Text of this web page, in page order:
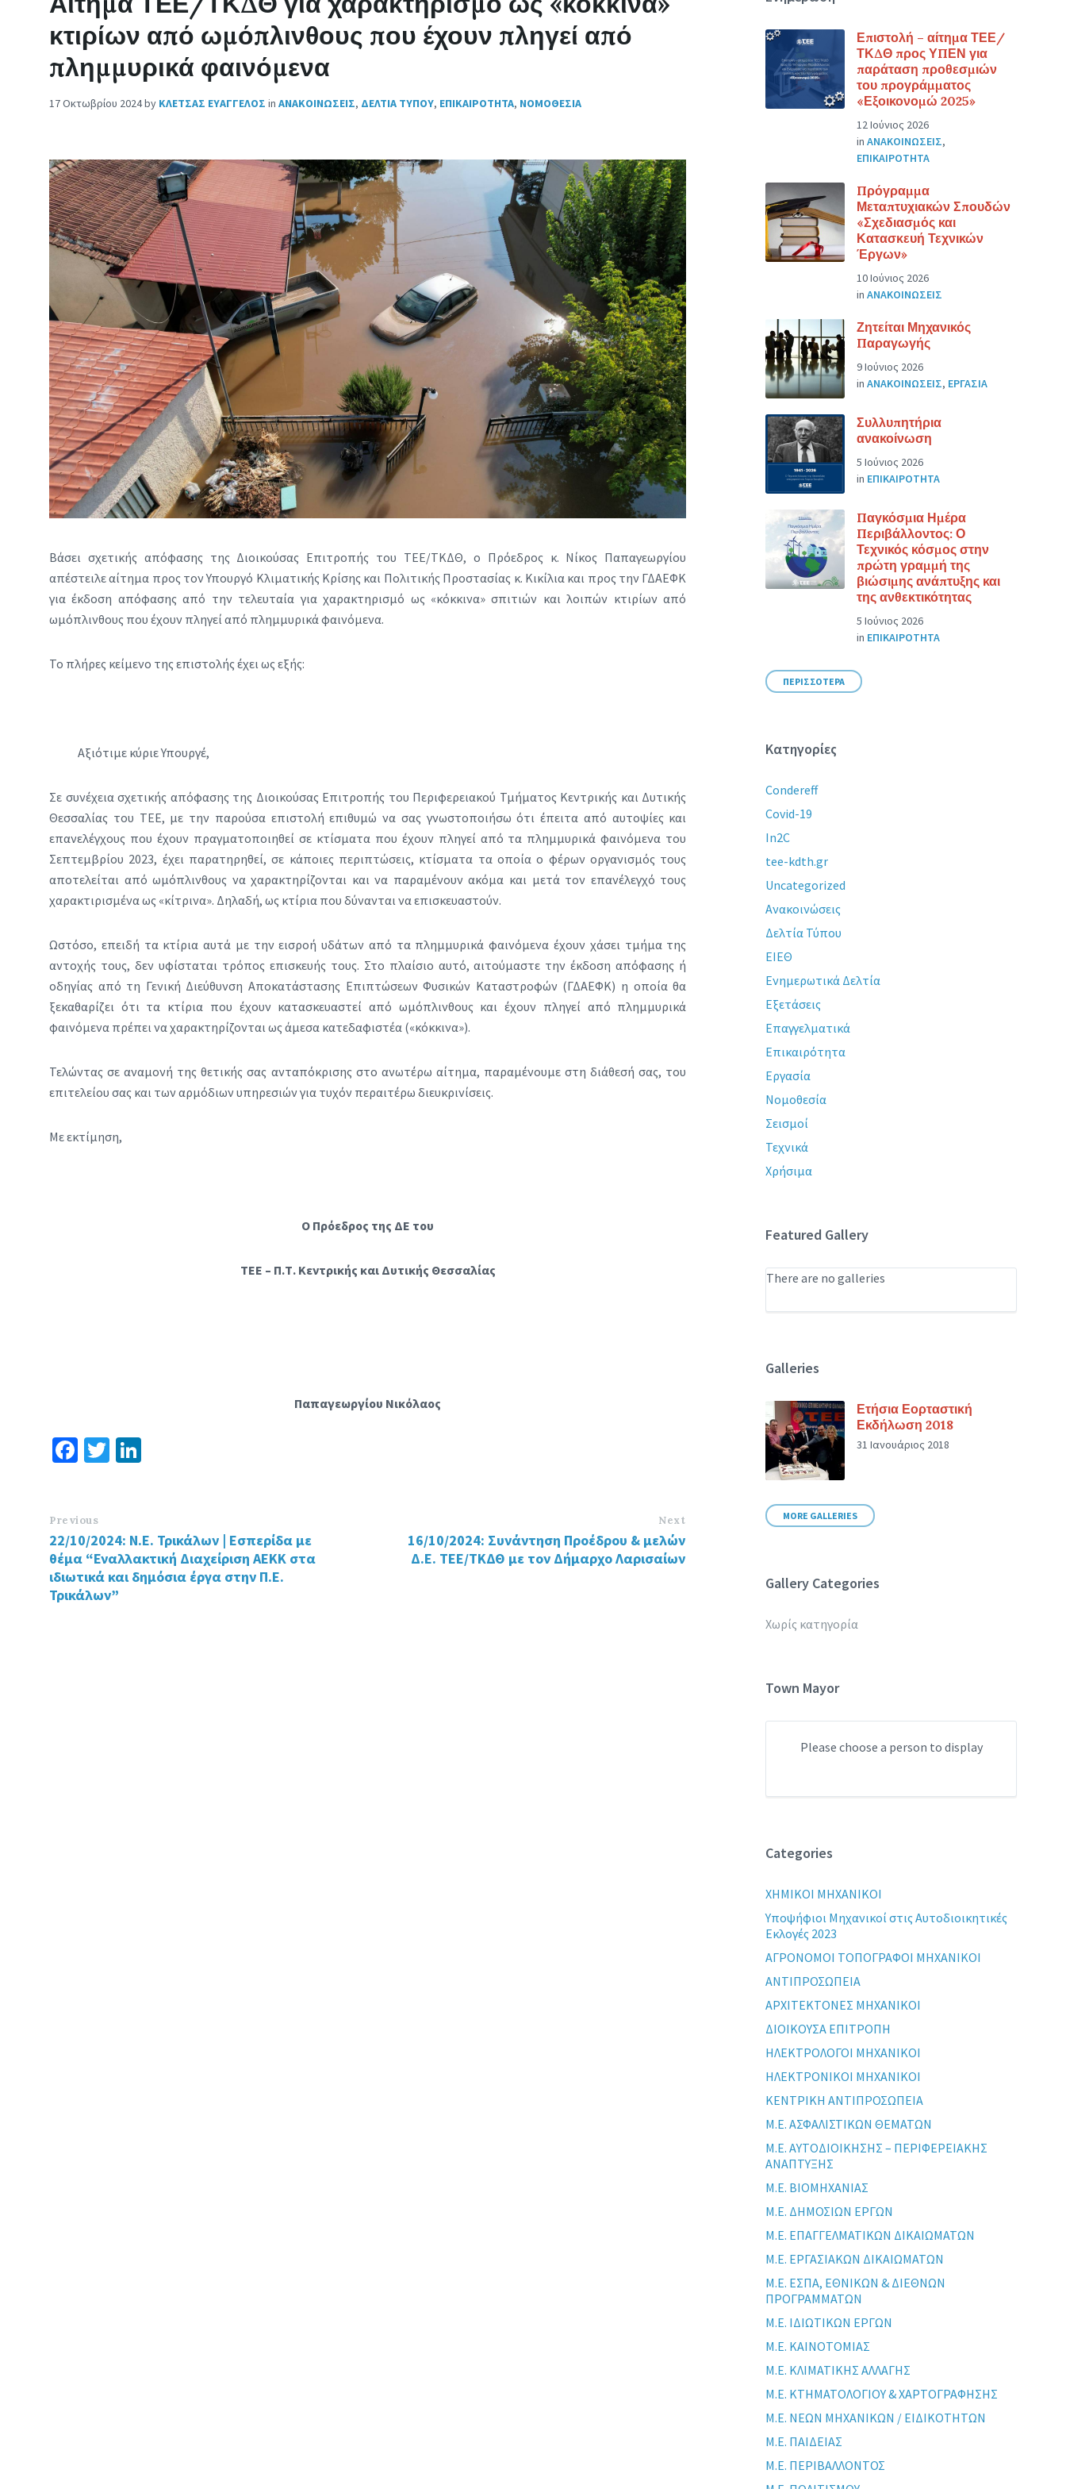
Τ
Η
Τ
κτιρίων από ωμόπλινθους που έχουν πληγεί από
πλημμυρικά φαινόμενα
17 Οκτωβρίου 2024by ΚΛΕΤΣΑΣ ΕΥΑΓΓΕΛΟΣ in ΑΝΑΚΟΙΝΩΣΕΙΣ, ΔΕΛΤΙΑ ΤΥΠΟΥ, ΕΠΙΚΑΙΡΟΤΗΤΑ, ΝΟΜΟΘΕΣΙΑ
Βάσει σχετικής απόφασης της Διοικούσας Επιτροπής του ΤΕΕ/ΤΚΔΘ, ο Πρόεδρος κ. Νίκος Παπαγεωργίου
απέστειλε αίτημα προς τον Υπουργό Κλιματικής Κρίσης και Πολιτικής Προστασίας κ. Κικίλια και προς την ΓΔΑΕΦΚ
για έκδοση απόφασης από την τελευταία για χαρακτηρισμό ως «κόκκινα» σπιτιών και λοιπών κτιρίων από
ωμόπλινθους που έχουν πληγεί από πλημμυρικά φαινόμενα.
Το πλήρες κείμενο της επιστολής έχει ως εξής:
Αξιότιμε κύριε Υπουργέ,
Σε συνέχεια σχετικής απόφασης της Διοικούσας Επιτροπής του Περιφερειακού Τμήματος Κεντρικής και Δυτικής
Θεσσαλίας του ΤΕΕ, με την παρούσα επιστολή επιθυμώ να σας γνωστοποιήσω ότι έπειτα από αυτοψίες και
επανελέγχους που έχουν πραγματοποιηθεί σε κτίσματα που έχουν πληγεί από τα πλημμυρικά φαινόμενα του
Σεπτεμβρίου 2023, έχει παρατηρηθεί, σε κάποιες περιπτώσεις, κτίσματα τα οποία ο φέρων οργανισμός τους
αποτελείται από ωμόπλινθους να χαρακτηρίζονται και να παραμένουν ακόμα και μετά τον επανέλεγχό τους
χαρακτιρισμένα ως «κίτρινα». Δηλαδή, ως κτίρια που δύνανται να επισκευαστούν.
Ωστόσο, επειδή τα κτίρια αυτά με την εισροή υδάτων από τα πλημμυρικά φαινόμενα έχουν χάσει τμήμα της
αντοχής τους, δεν υφίσταται τρόπος επισκευής τους. Στο πλαίσιο αυτό, αιτούμαστε την έκδοση απόφασης ή
οδηγίας από τη Γενική Διεύθυνση Αποκατάστασης Επιπτώσεων Φυσικών Καταστροφών (ΓΔΑΕΦΚ) η οποία θα
ξεκαθαρίζει ότι τα κτίρια που έχουν κατασκευαστεί από ωμόπλινθους και έχουν πληγεί από πλημμυρικά
φαινόμενα πρέπει να χαρακτηρίζονται ως άμεσα κατεδαφιστέα («κόκκινα»).
Τελώντας σε αναμονή της θετικής σας ανταπόκρισης στο ανωτέρω αίτημα, παραμένουμε στη διάθεσή σας, του
επιτελείου σας και των αρμόδιων υπηρεσιών για τυχόν περαιτέρω διευκρινίσεις.
Με εκτίμηση,
Ο Πρόεδρος της ΔΕ του
ΤΕΕ – Π.Τ. Κεντρικής και Δυτικής Θεσσαλίας
Παπαγεωργίου Νικόλαος
Fa
o
o
k
T
n
Previous
22/10/2024: Ν.Ε. Τρικάλων | Εσπερίδα με
θέμα “Εναλλακτική Διαχείριση ΑΕΚΚ στα
ιδιωτικά και δημόσια έργα στην Π.Ε.
Τρικάλων”
Next
16/10/2024: Συνάντηση Προέδρου & μελών
Δ.Ε. ΤΕΕ/ΤΚΔΘ με τον Δήμαρχο Λαρισαίων
Επιστολή – αίτημα ΤΕΕ/
ΤΚΔΘ προς ΥΠΕΝ για
παράταση προθεσμιών
του προγράμματος
«Εξοικονομώ 2025»
12 Ιούνιος 2026
inΑΝΑΚΟΙΝΩΣΕΙΣ,
ΕΠΙΚΑΙΡΟΤΗΤΑ
Πρόγραμμα
Μεταπτυχιακών Σπουδών
«Σχεδιασμός και
Κατασκευή Τεχνικών
Έργων»
10 Ιούνιος 2026
inΑΝΑΚΟΙΝΩΣΕΙΣ
Ζητείται Μηχανικός
Παραγωγής
9 Ιούνιος 2026
inΑΝΑΚΟΙΝΩΣΕΙΣ, ΕΡΓΑΣΙΑ
Συλλυπητήρια
ανακοίνωση
5 Ιούνιος 2026
in ΕΠΙΚΑΙΡΟΤΗΤΑ
Παγκόσμια Ημέρα
Περιβάλλοντος: Ο
Τεχνικός κόσμος στην
πρώτη γραμμή της
βιώσιμης ανάπτυξης και
της ανθεκτικότητας
5 Ιούνιος 2026
in ΕΠΙΚΑΙΡΟΤΗΤΑ
ΠΕΡΙΣΣΟΤΕΡΑ
Κατηγορίες
Condereff
Covid-19
In2C
tee-kdth.gr
Uncategorized
Ανακοινώσεις
Δελτία Τύπου
ΕΙΕΘ
Ενημερωτικά Δελτία
Εξετάσεις
Επαγγελματικά
Επικαιρότητα
Εργασία
Νομοθεσία
Σεισμοί
Τεχνικά
Χρήσιμα
Featured Gallery
There are no galleries
Galleries
Ετήσια Εορταστική
Εκδήλωση 2018
31 Ιανουάριος 2018
MORE GALLERIES
Gallery Categories
Χωρίς κατηγορία
Town Mayor
Please choose a person to display
Categories
XHMIKOI MHXANIKOI
Yποψήφιοι Μηχανικοί στις Αυτοδιοικητικές
Εκλογές 2023
ΑΓΡΟΝΟΜΟΙ ΤΟΠΟΓΡΑΦΟΙ ΜΗΧΑΝΙΚΟΙ
ΑΝΤΙΠΡΟΣΩΠΕΙΑ
ΑΡΧΙΤΕΚΤΟΝΕΣ ΜΗΧΑΝΙΚΟΙ
ΔΙΟΙΚΟΥΣΑ ΕΠΙΤΡΟΠΗ
ΗΛΕΚΤΡΟΛΟΓΟΙ ΜΗΧΑΝΙΚΟΙ
ΗΛΕΚΤΡΟΝΙΚΟΙ ΜΗΧΑΝΙΚΟΙ
ΚΕΝΤΡΙΚΗ ΑΝΤΙΠΡΟΣΩΠΕΙΑ
Μ.Ε. ΑΣΦΑΛΙΣΤΙΚΩΝ ΘΕΜΑΤΩΝ
Μ.Ε. ΑΥΤΟΔΙΟΙΚΗΣΗΣ – ΠΕΡΙΦΕΡΕΙΑΚΗΣ
ΑΝΑΠΤΥΞΗΣ
Μ.Ε. ΒΙΟΜΗΧΑΝΙΑΣ
Μ.Ε. ΔΗΜΟΣΙΩΝ ΕΡΓΩΝ
Μ.Ε. ΕΠΑΓΓΕΛΜΑΤΙΚΩΝ ΔΙΚΑΙΩΜΑΤΩΝ
Μ.Ε. ΕΡΓΑΣΙΑΚΩΝ ΔΙΚΑΙΩΜΑΤΩΝ
Μ.Ε. ΕΣΠΑ, ΕΘΝΙΚΩΝ & ΔΙΕΘΝΩΝ
ΠΡΟΓΡΑΜΜΑΤΩΝ
Μ.Ε. ΙΔΙΩΤΙΚΩΝ ΕΡΓΩΝ
Μ.Ε. ΚΑΙΝΟΤΟΜΙΑΣ
Μ.Ε. ΚΛΙΜΑΤΙΚΗΣ ΑΛΛΑΓΗΣ
Μ.Ε. ΚΤΗΜΑΤΟΛΟΓΙΟΥ & ΧΑΡΤΟΓΡΑΦΗΣΗΣ
Μ.Ε. ΝΕΩΝ ΜΗΧΑΝΙΚΩΝ / ΕΙΔΙΚΟΤΗΤΩΝ
Μ.Ε. ΠΑΙΔΕΙΑΣ
Μ.Ε. ΠΕΡΙΒΑΛΛΟΝΤΟΣ